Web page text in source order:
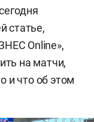
статье,
Online»,
на матчи,
и что об этом